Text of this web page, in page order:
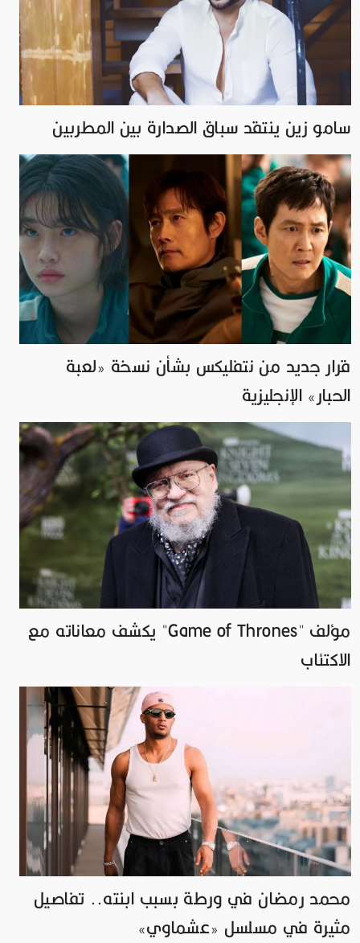
سامو زين ينتقد سباق الصدارة بين المطربين
قرار جديد من نتفليكس بشأن نسخة «لعبة
الحبار» الإنجليزية
مؤلف "Game of Thrones" يكشف معاناته مع
الاكتئاب
محمد رمضان في ورطة بسبب ابنته.. تفاصيل
مثيرة في مسلسل «عشماوي»